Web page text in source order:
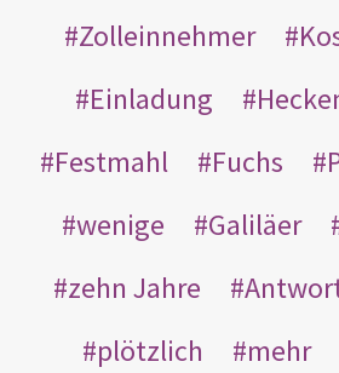
Zolleinnehmer
Einladung
Festmahl
Fuchs
wenige
Galiläer
zehn Jahre
plötzlich
mehr